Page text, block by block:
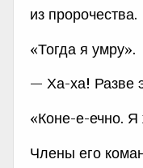
из пророчества.
«Тогда я умру».
— Ха-ха! Разве
«Коне-е-ечно. Я
Члены его